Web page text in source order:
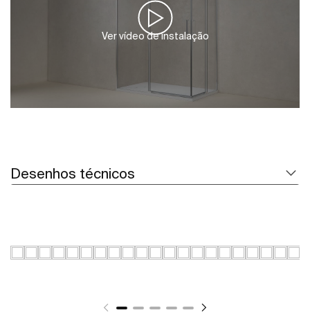
Ver vídeo de instalação
Desenhos técnicos